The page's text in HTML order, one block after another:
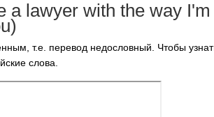
a lawyer with the way I'm
)
т.е. перевод недословный. Чтобы
слова.